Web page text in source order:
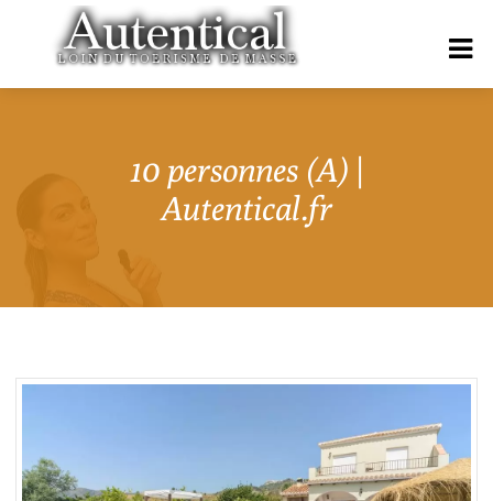
10 personnes (A) |
Autentical.fr